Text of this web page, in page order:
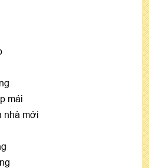
mái
nhà mới